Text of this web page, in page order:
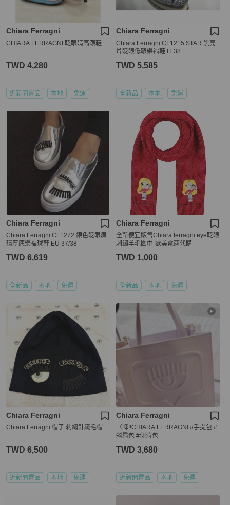
Chiara Ferragni
CHIARA FERRAGNI 眨眼睛高跟鞋
TWD 4,280
近新閒置品 本地 免運
Chiara Ferragni
Chiara Ferragni CF1215 STAR 黑亮
片眨眼低跟樂福鞋 IT 38
TWD 5,585
全新品 本地 免運
Chiara Ferragni
Chiara Ferragni CF1272 銀色眨眼眉
環厚底樂福球鞋 EU 37/38
TWD 6,619
全新品 本地 免運
Chiara Ferragni
全新便宜販售Chiara ferragni eye眨眼
刺繡羊毛圍巾-歐美電商代購
TWD 1,000
全新品 本地 免運
Chiara Ferragni
Chiara Ferragni 帽子 刺繡針織毛帽
TWD 6,500
近新閒置品 本地 免運
Chiara Ferragni
（降‼️CHIARA FERRAGNI #手提包 #
斜肩包 #側背包
TWD 3,680
近新閒置品 本地 免運